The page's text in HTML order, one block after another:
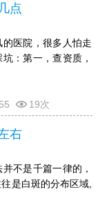
点
医院，很多人怕走
：第一，查资质，
19次
右
不是千篇一律的，
是白斑的分布区域,